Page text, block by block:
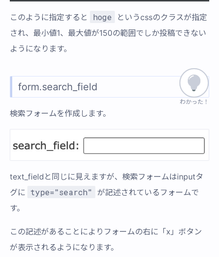
このように指定すると hoge
というcssのクラスが指定
され、最小値1、最大値が150の範囲でしか投稿できない
ようになります。
form.search_field
検索フォームを作成します。
text_fieldと同じに見えますが、検索フォームはinputタ
グに type="search"
が記述されているフォームで
す。
この記述があることによりフォームの右に「x」ボタン
が表示されるようになります。
わかった！
わかった！